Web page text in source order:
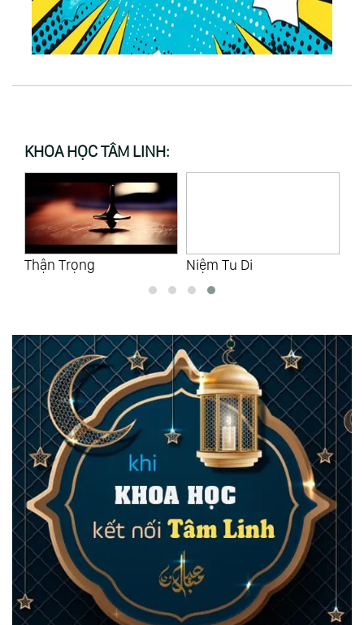
KHOA HỌC TÂM LINH:
Thận Trọng Niệm Tu Di